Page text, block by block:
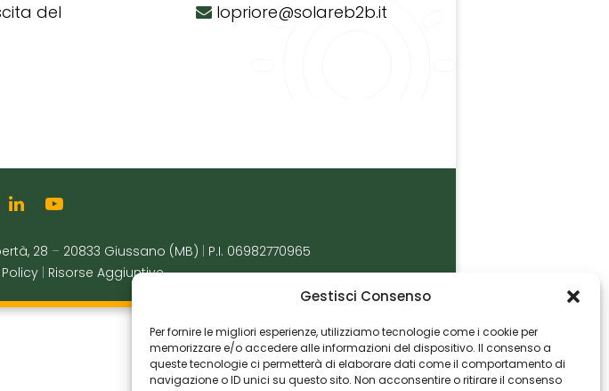
Gestisci Consenso
Per fornire le migliori esperienze, utilizziamo tecnologie come i cookie per
memorizzare e/o accedere alle informazioni del dispositivo. Il consenso a
queste tecnologie ci permetterà di elaborare dati come il comportamento di
navigazione o ID unici su questo sito. Non acconsentire o ritirare il consenso
del
lopriore@solareb2b.it
28 – 20833 Giussano (MB)
P.I. 06982770965
Risorse Aggiuntive